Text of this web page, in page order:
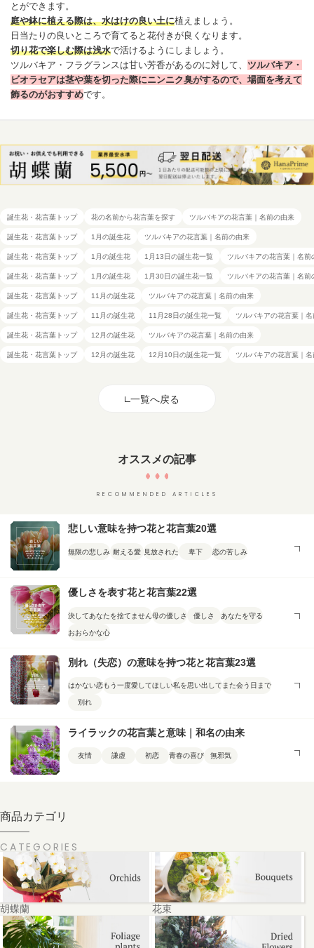
とができます。
庭や鉢に植える際は、水はけの良い土に植えましょう。
日当たりの良いところで育てると花付きが良くなります。
切り花で楽しむ際は浅水で活けるようにしましょう。
ツルバキア・フラグランスは甘い芳香があるのに対して、 ツルバキア・
ビオラセアは茎や葉を切った際にニンニク臭がするので、場面を考えて
飾るのがおすすめです。
誕生花・花言葉トップ 花の名前から花言葉を探す ツルバキアの花言葉｜名前の由来
誕生花・花言葉トップ 1月の誕生花 ツルバキアの花言葉｜名前の由来
誕生花・花言葉トップ 1月の誕生花 1月13日の誕生花一覧 ツルバキアの花言葉｜名前
誕生花・花言葉トップ 1月の誕生花 1月30日の誕生花一覧 ツルバキアの花言葉｜名前
誕生花・花言葉トップ 11月の誕生花 ツルバキアの花言葉｜名前の由来
誕生花・花言葉トップ 11月の誕生花 11月28日の誕生花一覧 ツルバキアの花言葉｜
誕生花・花言葉トップ 12月の誕生花 ツルバキアの花言葉｜名前の由来
誕生花・花言葉トップ 12月の誕生花 12月10日の誕生花一覧 ツルバキアの花言葉｜
一覧へ戻る
オススメの記事
RECOMMENDED ARTICLES
悲しい意味を持つ花と花言葉20選
無限の悲しみ 耐える愛 見放された 卑下 恋の苦しみ
優しさを表す花と花言葉22選
決してあなたを捨てません 母の優しさ 優しさ あなたを守る
おおらかな心
別れ（失恋）の意味を持つ花と花言葉23選
はかない恋もう一度愛してほしい私を思い出して また会う日まで
別れ
ライラックの花言葉と意味｜和名の由来
友情 謙虚 初恋 青春の喜び 無邪気
商品カテゴリ
CATEGORIES
胡蝶蘭 花束